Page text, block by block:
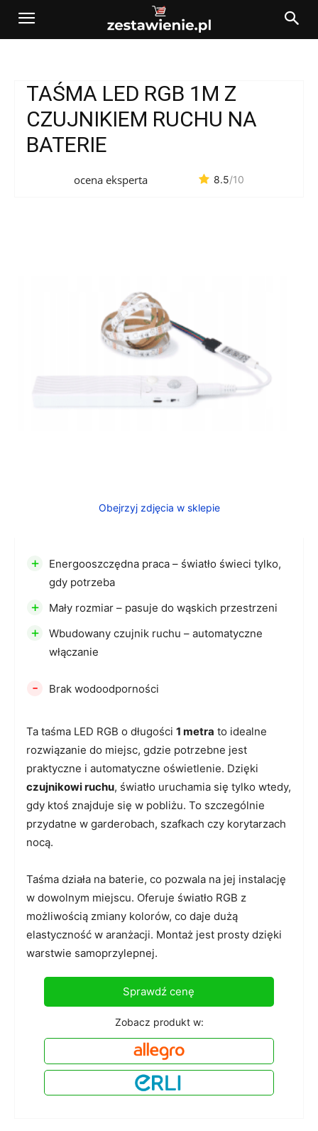
TAŚMA LED RGB 1M Z
CZUJNIKIEM RUCHU NA
BATERIE
ocena eksperta 8.5/10
Obejrzyj zdjęcia w sklepie
Ta taśma LED RGB o długości 1 metra to idealne
rozwiązanie do miejsc, gdzie potrzebne jest
praktyczne i automatyczne oświetlenie. Dzięki
czujnikowi ruchu, światło uruchamia się tylko wtedy,
gdy ktoś znajduje się w pobliżu. To szczególnie
przydatne w garderobach, szafkach czy korytarzach
nocą.
Taśma działa na baterie, co pozwala na jej instalację
w dowolnym miejscu. Oferuje światło RGB z
możliwością zmiany kolorów, co daje dużą
elastyczność w aranżacji. Montaż jest prosty dzięki
warstwie samoprzylepnej.
+
Energooszczędna praca – światło świeci tylko,
gdy potrzeba
+ Mały rozmiar – pasuje do wąskich przestrzeni
+
Wbudowany czujnik ruchu – automatyczne
włączanie
- Brak wodoodporności
Sprawdź cenę
Zobacz produkt w: